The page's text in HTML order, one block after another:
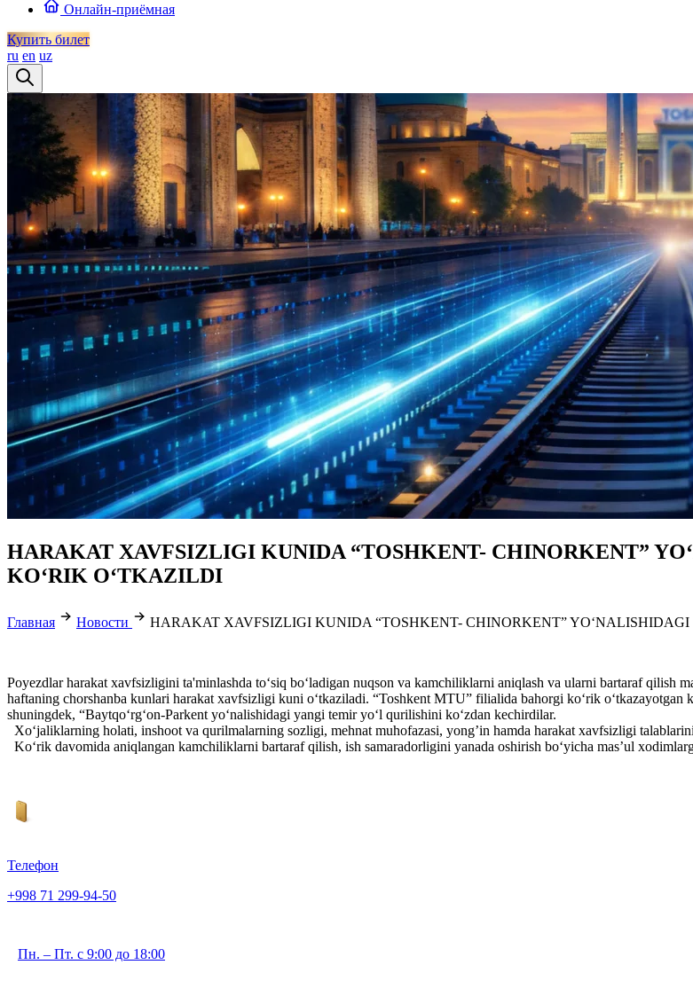
Онлайн-приёмная
Купить билет
ru en uz
HARAKAT XAVFSIZLIGI KUNIDA “TOSHKENT- CHINORKENT”
KO‘RIK O‘TKAZILDI
Главная Новости HARAKAT XAVFSIZLIGI KUNIDA “TOSHKENT- CHINORKENT”
Poyezdlar harakat xavfsizligini ta'minlashda to‘siq bo‘ladigan nuqson va kamchiliklarni aniqlash va ularni bartaraf qilish
haftaning chorshanba kunlari harakat xavfsizligi kuni o‘tkaziladi. “Toshkent MTU” filialida bahorgi ko‘rik
shuningdek, “Baytqo‘rg‘on-Parkent yo‘nalishidagi yangi temir yo‘l qurilishini ko‘zdan kechirdilar.
Xo‘jaliklarning holati, inshoot va qurilmalarning sozligi, mehnat muhofazasi, yong’in hamda harakat xavfsizligi
Ko‘rik davomida aniqlangan kamchiliklarni bartaraf qilish, ish samaradorligini yanada oshirish bo‘yicha mas’ul
Телефон
+998 71 299-94-50
Пн. – Пт. с 9:00 до 18:00